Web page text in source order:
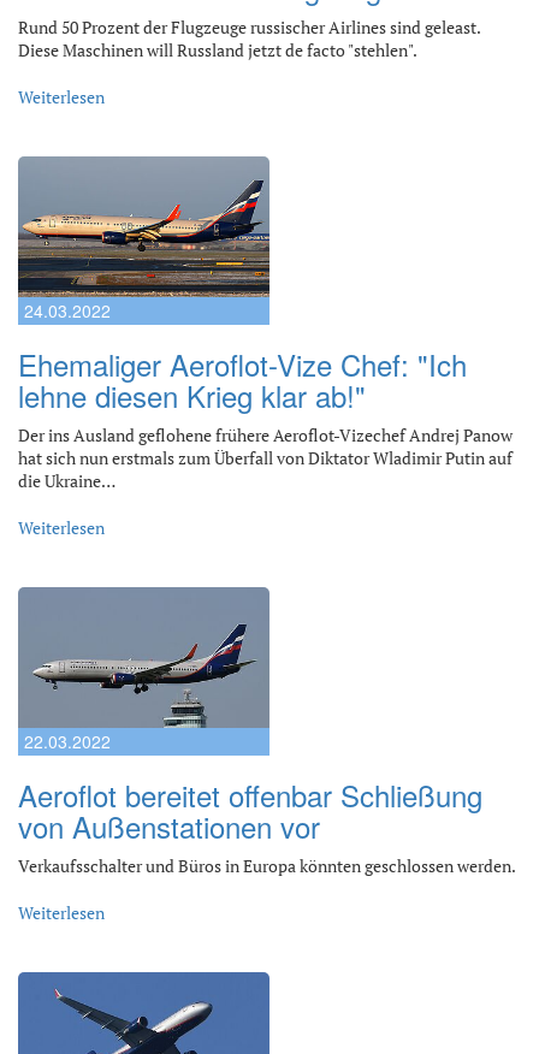
Rund 50 Prozent der Flugzeuge russischer Airlines sind geleast.
Diese Maschinen will Russland jetzt de facto "stehlen".
Weiterlesen
24.03.2022
Ehemaliger Aeroflot-Vize Chef: "Ich
lehne diesen Krieg klar ab!"
Der ins Ausland geflohene frühere Aeroflot-Vizechef Andrej Panow
hat sich nun erstmals zum Überfall von Diktator Wladimir Putin auf
die Ukraine…
Weiterlesen
22.03.2022
Aeroflot bereitet offenbar Schließung
von Außenstationen vor
Verkaufsschalter und Büros in Europa könnten geschlossen werden.
Weiterlesen